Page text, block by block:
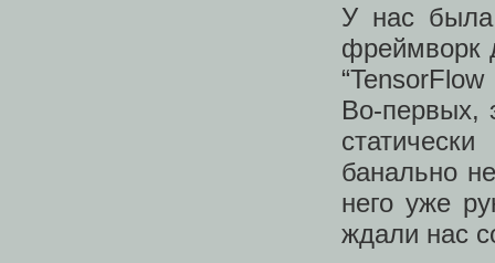
У нас была
фреймворк
Во-первых,
банально
него уже
ждали нас